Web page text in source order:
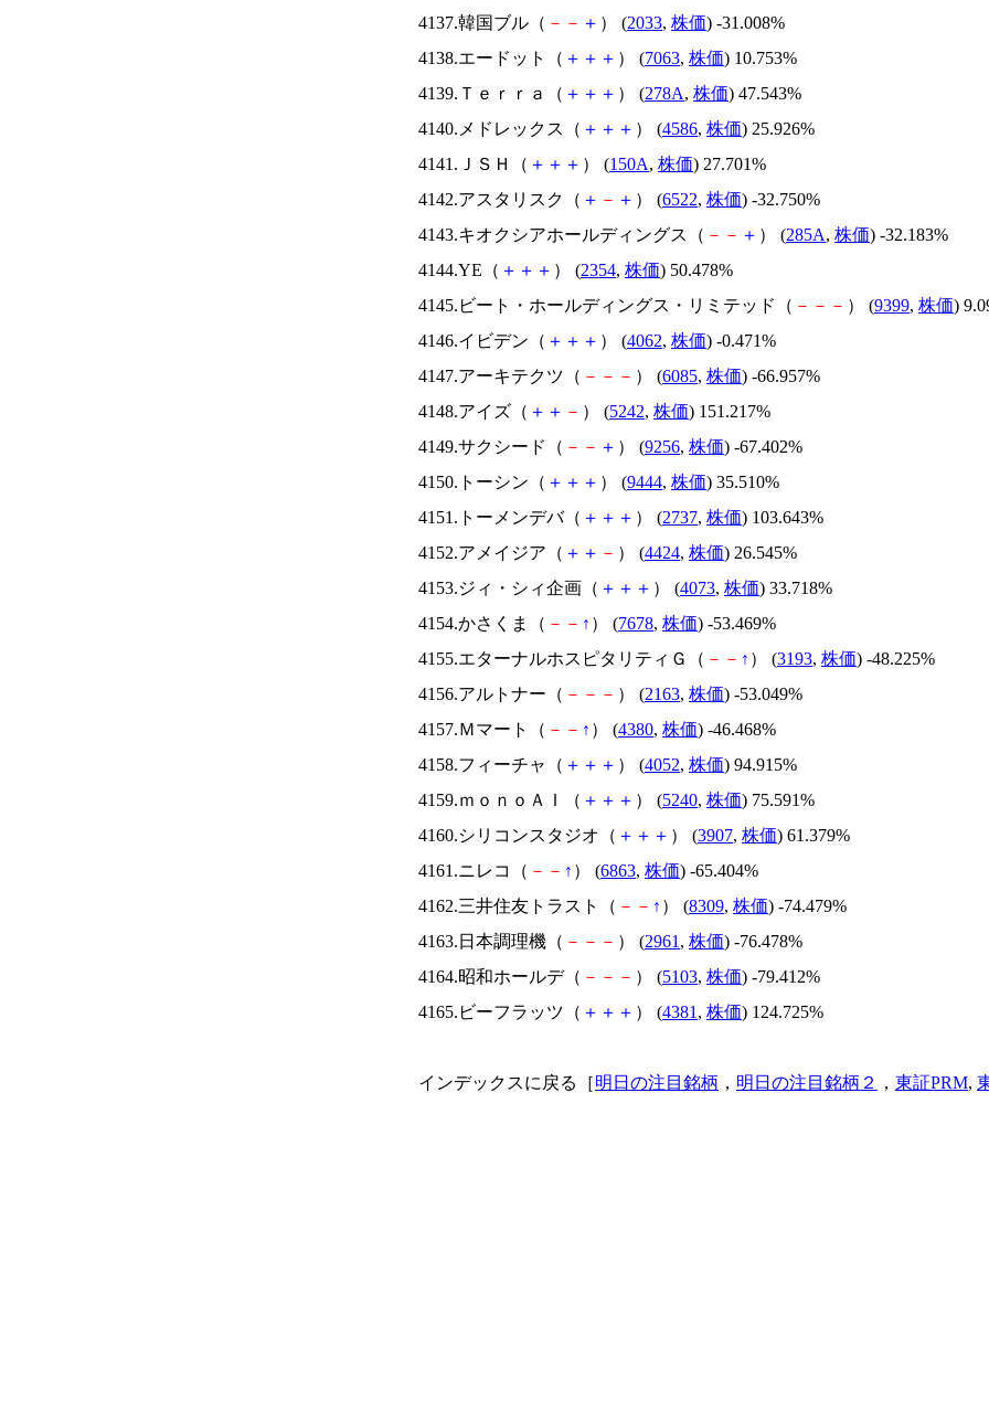
4137.韓国ブル（ － － ＋ ） (2033, 株価) -31.008%
4138.エードット（ ＋ ＋ ＋ ） (7063, 株価) 10.753%
4139.Ｔｅｒｒａ（ ＋ ＋ ＋ ） (278A, 株価) 47.543%
4140.メドレックス（ ＋ ＋ ＋ ） (4586, 株価) 25.926%
4141.ＪＳＨ（ ＋ ＋ ＋ ） (150A, 株価) 27.701%
4142.アスタリスク（ ＋ － ＋ ） (6522, 株価) -32.750%
4143.キオクシアホールディングス（ － － ＋ ） (285A, 株価) -32.183%
4144.YE（ ＋ ＋ ＋ ） (2354, 株価) 50.478%
4145.ビート・ホールディングス・リミテッド（ － － － ） (9399, 株価)
4146.イビデン（ ＋ ＋ ＋ ） (4062, 株価) -0.471%
4147.アーキテクツ（ － － － ） (6085, 株価) -66.957%
4148.アイズ（ ＋ ＋ － ） (5242, 株価) 151.217%
4149.サクシード（ － － ＋ ） (9256, 株価) -67.402%
4150.トーシン（ ＋ ＋ ＋ ） (9444, 株価) 35.510%
4151.トーメンデバ（ ＋ ＋ ＋ ） (2737, 株価) 103.643%
4152.アメイジア（ ＋ ＋ － ） (4424, 株価) 26.545%
4153.ジィ・シィ企画（ ＋ ＋ ＋ ） (4073, 株価) 33.718%
4154.かさくま（ － － ↑ ） (7678, 株価) -53.469%
4155.エターナルホスピタリティＧ（ － － ↑ ） (3193, 株価) -48.225%
4156.アルトナー（ － － － ） (2163, 株価) -53.049%
4157.Ｍマート（ － － ↑ ） (4380, 株価) -46.468%
4158.フィーチャ（ ＋ ＋ ＋ ） (4052, 株価) 94.915%
4159.ｍｏｎｏＡＩ（ ＋ ＋ ＋ ） (5240, 株価) 75.591%
4160.シリコンスタジオ（ ＋ ＋ ＋ ） (3907, 株価) 61.379%
4161.ニレコ（ － － ↑ ） (6863, 株価) -65.404%
4162.三井住友トラスト（ － － ↑ ） (8309, 株価) -74.479%
4163.日本調理機（ － － － ） (2961 , 株価) -76.478%
4164.昭和ホールデ（ － － － ） (5103, 株価) -79.412%
4165.ビーフラッツ（ ＋ ＋ ＋ ） (4381 , 株価) 124.725%
インデックスに戻る［明日の注目銘柄 ， 明日の注目銘柄２ ， 東証PRM,